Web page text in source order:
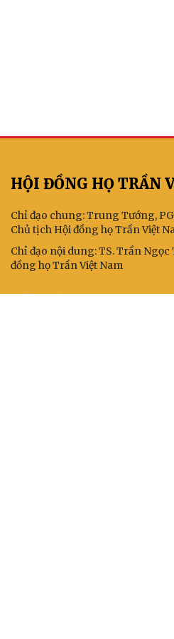
HỘI ĐỒNG HỌ TRẦN
Chỉ đạo chung: Trung Tướng,
Chủ tịch Hội đồng họ Trần Việt
Chỉ đạo nội dung: TS. Trần
đồng họ Trần Việt Nam